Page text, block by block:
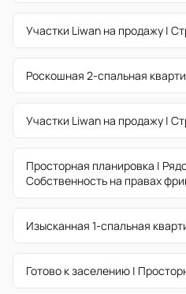
Участки Liwan на продажу |
Роскошная 2-спальная
Участки Liwan на продажу |
Просторная планировка |
Собственность на правах
Изысканная 1-спальная
Готово к заселению |